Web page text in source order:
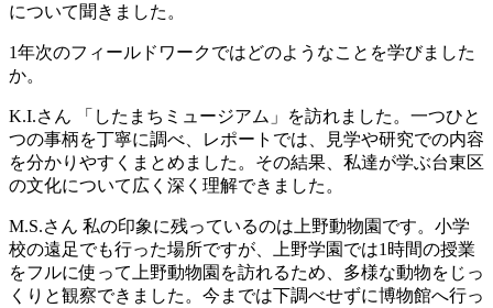
について聞きました。
1年次のフィールドワークではどのようなことを学びました
か。
K.I.さん 「したまちミュージアム」を訪れました。一つひと
つの事柄を丁寧に調べ、レポートでは、見学や研究での内容
を分かりやすくまとめました。その結果、私達が学ぶ台東区
の文化について広く深く理解できました。
M.S.さん 私の印象に残っているのは上野動物園です。小学
校の遠足でも行った場所ですが、上野学園では1時間の授業
をフルに使って上野動物園を訪れるため、多様な動物をじっ
くりと観察できました。今までは下調べせずに博物館へ行っ